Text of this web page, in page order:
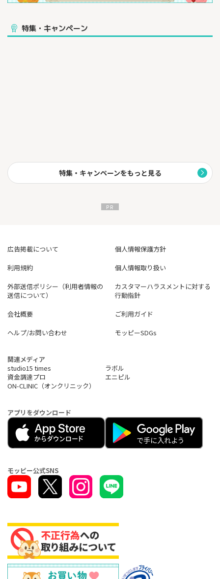
特集・キャンペーン
特集・キャンペーンをもっと見る
広告掲載について
個人情報保護方針
利用規約
個人情報取り扱い
外部送信ポリシー（利用者情報の
送信について）
カスタマーハラスメントに対する
行動指針
会社概要
ご利用ガイド
ヘルプ/お問い合わせ
モッピーSDGs
関連メディア
studio15 times
ラボル
資金調達プロ
エニピル
ON-CLINIC（オンクリニック）
アプリをダウンロード
モッピー公式SNS